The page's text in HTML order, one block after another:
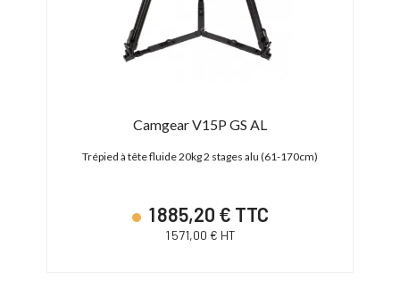
Camgear V15P GS AL
Trépied à tête fluide 20kg 2 stages alu (61-170cm)
1 885,20 € TTC
1 571,00 € HT